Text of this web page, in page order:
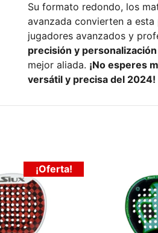
Su formato redondo, los
avanzada convierten a
precisión y
mejor aliada. ¡No esperes
versátil y precisa del 2024!
¡Oferta!